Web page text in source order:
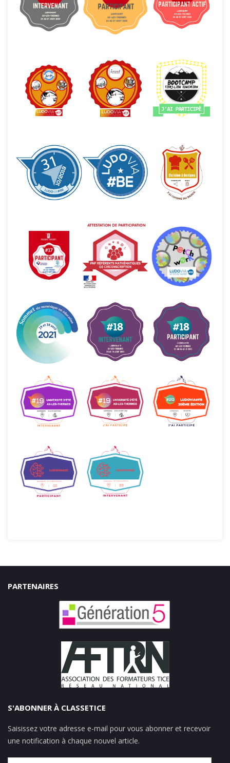
PARTENAIRES
S'ABONNER À CLASSETICE
Saisissez votre adresse e-mail pour vous abonner et recevoir
une notification à chaque nouvel article.